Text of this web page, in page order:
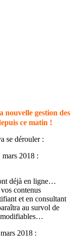
nouvelle gestion des
ce matin !
se dérouler :
2018 :
déjà en ligne…
contenus
et en consultant
au survol de
modifiables…
2018 :